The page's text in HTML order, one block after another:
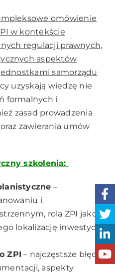
omówienie
w kontekście
regulacji prawnych,
aspektów
samorządu
uzyskają wiedzę nie
formalnych i
zasad prowadzenia
zawierania umów
szkolenia:
–
i
rola ZPI jako
lokalizację inwestycji
ZPI – najczęstsze błędy,
aspekty